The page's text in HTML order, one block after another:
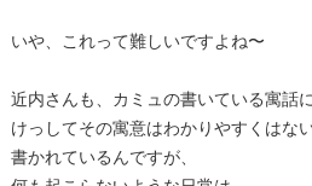
いや、これって難しいですよね〜
近内さんも、カミュの書いている寓話
けっしてその寓意はわかりやすくはな
書かれているんですが、